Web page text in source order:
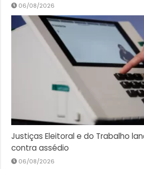
06/08/2026
Justiças Eleitoral e do Trabalho
contra assédio
06/08/2026